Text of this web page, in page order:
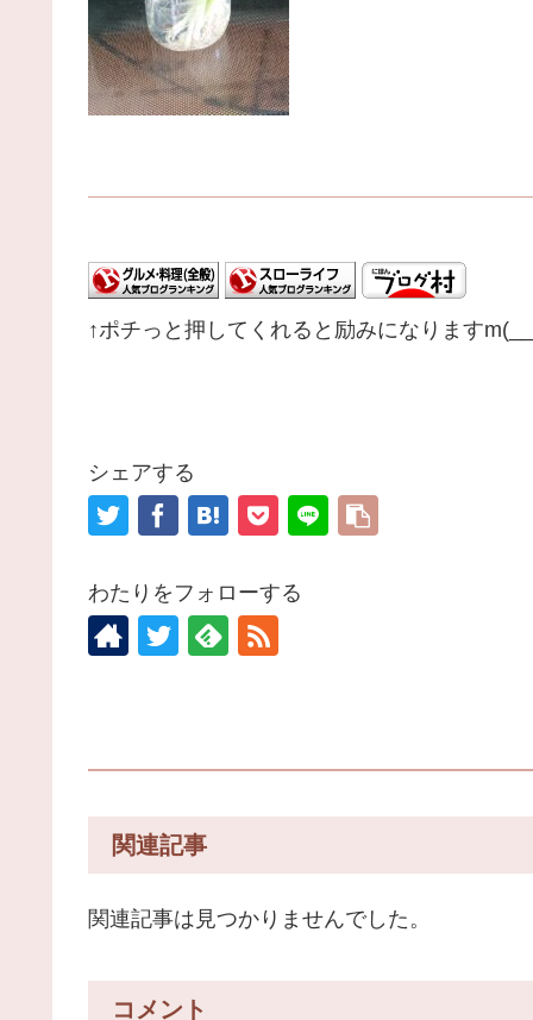
↑ポチっと押してくれると励みになります
シェアする
わたりをフォローする
関連記事
関連記事は見つかりませんでした。
コメント